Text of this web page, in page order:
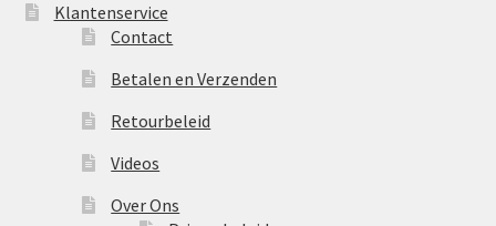
Klantenservice
Contact
Betalen en Verzenden
Retourbeleid
Videos
Over Ons